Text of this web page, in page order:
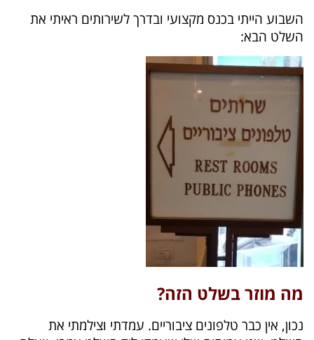
השבוע הייתי בכנס מקצועי ובדרך לשירותים ראיתי את
השלט הבא:
מה מוזר בשלט הזה?
נכון, אין כבר טלפונים ציבוריים. עמדתי וצילמתי את